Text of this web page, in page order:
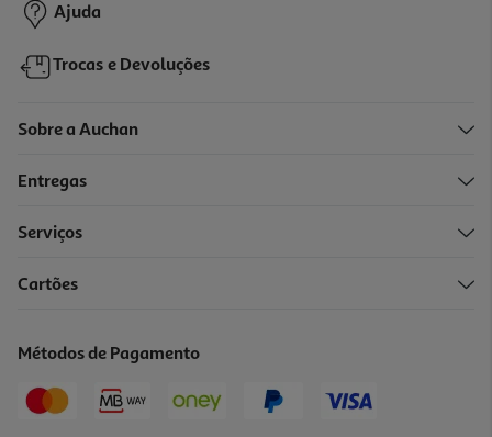
-10%
15,90 € PVP de editor
Ajuda
Trocas e Devoluções
Sobre a Auchan
Entregas
Serviços
Cartões
Métodos de Pagamento